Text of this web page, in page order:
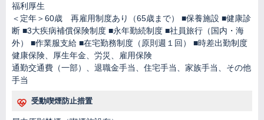
福利厚生
＜定年＞60歳 再雇用制度あり（65歳まで） ■保養施設 ■健康診
断 ■3大疾病補償保険制度 ■永年勤続制度 ■社員旅行（国内・海
外） ■作業服支給 ■在宅勤務制度（原則週１回） ■時差出勤制度
健康保険、厚生年金、労災、雇用保険
通勤交通費（一部）、退職金手当、住宅手当、家族手当、その他
手当
受動喫煙防止措置